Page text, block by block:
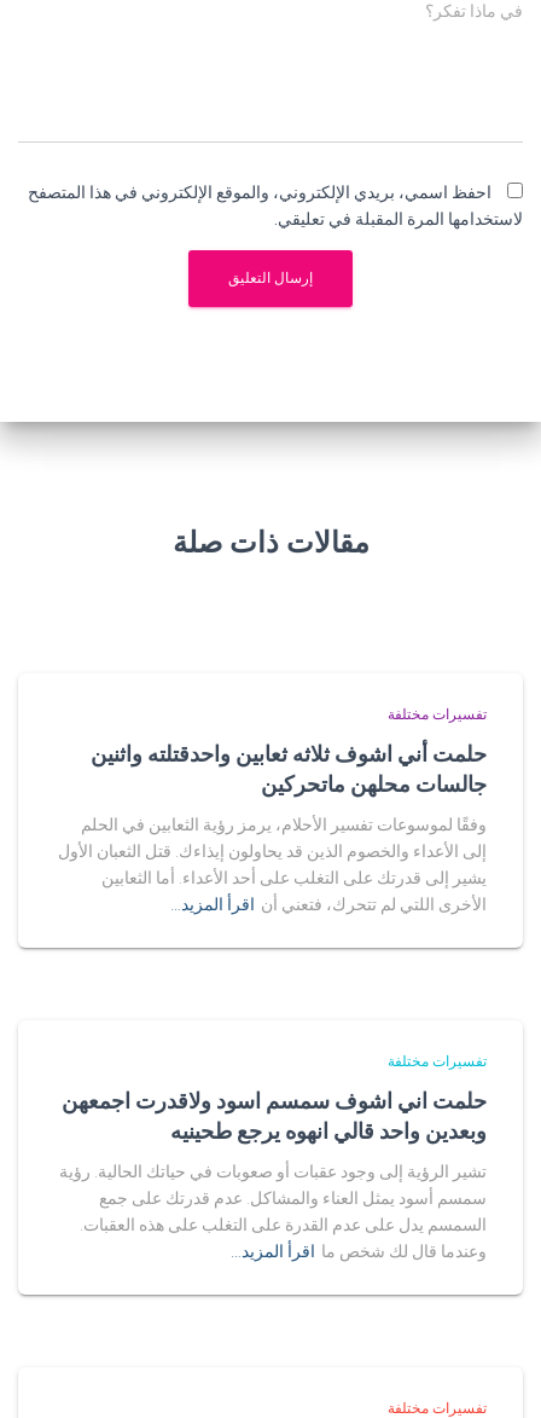
في ماذا تفكر؟
احفظ اسمي، بريدي الإلكتروني، والموقع الإلكتروني في هذا المتصفح
لاستخدامها المرة المقبلة في تعليقي.
مقالات ذات صلة
تفسيرات مختلفة
حلمت أني اشوف ثلاثه ثعابين واحدقتلته واثنين
جالسات محلهن ماتحركين
وفقًا لموسوعات تفسير الأحلام، يرمز رؤية الثعابين في الحلم
إلى الأعداء والخصوم الذين قد يحاولون إيذاءك. قتل الثعبان الأول
يشير إلى قدرتك على التغلب على أحد الأعداء. أما الثعابين
الأخرى اللتي لم تتحرك، فتعني أن اقرأ المزيد…
تفسيرات مختلفة
حلمت اني اشوف سمسم اسود ولاقدرت اجمعهن
وبعدين واحد قالي انهوه يرجع طحينيه
تشير الرؤية إلى وجود عقبات أو صعوبات في حياتك الحالية. رؤية
سمسم أسود يمثل العناء والمشاكل. عدم قدرتك على جمع
السمسم يدل على عدم القدرة على التغلب على هذه العقبات.
وعندما قال لك شخص ما اقرأ المزيد…
تفسيرات مختلفة